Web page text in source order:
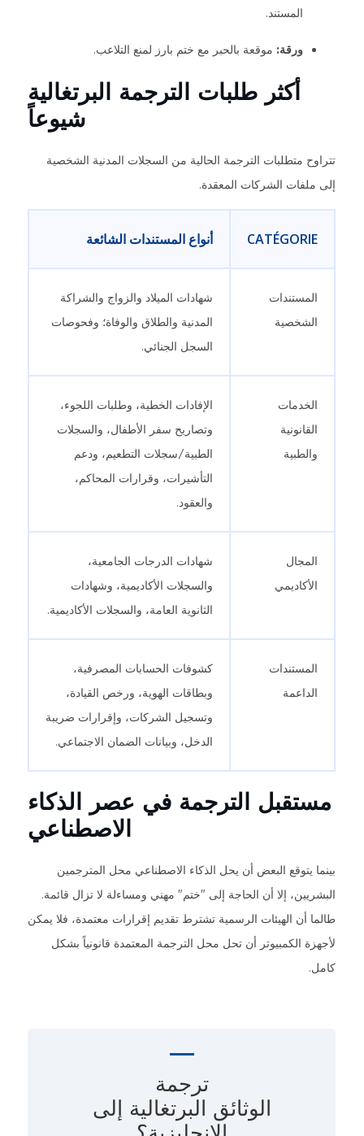
المستند.
ورقة: موقعة بالحبر مع ختم بارز لمنع التلاعب.
أكثر طلبات الترجمة البرتغالية
شيوعاً
تتراوح متطلبات الترجمة الحالية من السجلات المدنية الشخصية
إلى ملفات الشركات المعقدة.
CATÉGORIE أنواع المستندات الشائعة
المستندات
الشخصية
شهادات الميلاد والزواج والشراكة
المدنية والطلاق والوفاة؛ وفحوصات
السجل الجنائي.
الخدمات
القانونية
والطبية
الإفادات الخطية، وطلبات اللجوء،
وتصاريح سفر الأطفال، والسجلات
الطبية/سجلات التطعيم، ودعم
التأشيرات، وقرارات المحاكم،
والعقود.
المجال
الأكاديمي
شهادات الدرجات الجامعية،
والسجلات الأكاديمية، وشهادات
الثانوية العامة، والسجلات الأكاديمية.
المستندات
الداعمة
كشوفات الحسابات المصرفية،
وبطاقات الهوية، ورخص القيادة،
وتسجيل الشركات، وإقرارات ضريبة
الدخل، وبيانات الضمان الاجتماعي.
مستقبل الترجمة في عصر الذكاء
الاصطناعي
بينما يتوقع البعض أن يحل الذكاء الاصطناعي محل المترجمين
البشريين، إلا أن الحاجة إلى "ختم" مهني ومساءلة لا تزال قائمة.
طالما أن الهيئات الرسمية تشترط تقديم إقرارات معتمدة، فلا يمكن
لأجهزة الكمبيوتر أن تحل محل الترجمة المعتمدة قانونياً بشكل
كامل.
ترجمة
الوثائق البرتغالية إلى